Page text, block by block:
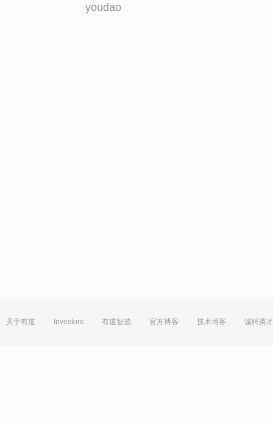
youdao
关于有道 Investors 有道智选 官方博客 技术博客 诚聘英才